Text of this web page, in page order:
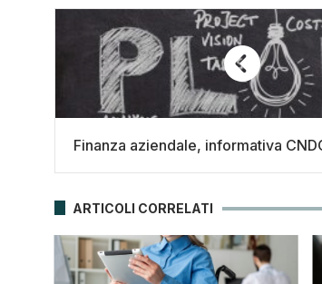
Finanza aziendale, informativa
ARTICOLI CORRELATI